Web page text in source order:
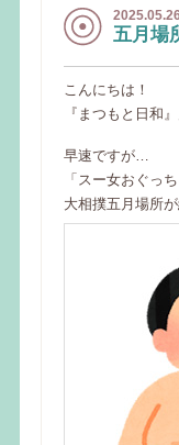
五月場
こんにちは！
『まつもと日和
早速ですが…
「スー女おぐっ
大相撲五月場所が